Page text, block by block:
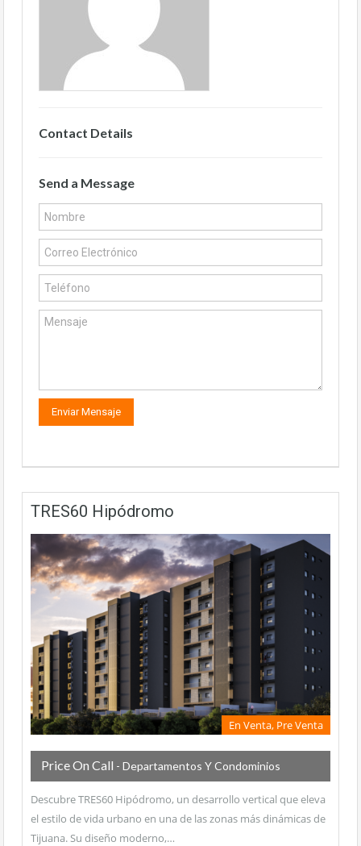
Contact Details
Send a Message
TRES60 Hipódromo
En Venta, Pre Venta
Price On Call - Departamentos Y Condominios
Descubre TRES60 Hipódromo, un desarrollo vertical que eleva
el estilo de vida urbano en una de las zonas más dinámicas de
Tijuana. Su diseño moderno,…